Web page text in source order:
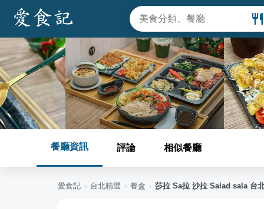
餐廳資訊 評論 相似餐廳
愛食記 › 台北精選 › 餐盒 › 莎拉 Sa拉 沙拉 Salad sala 台